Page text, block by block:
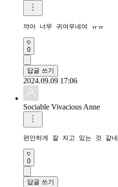
꺄아 너무 귀여우네여 ㅠㅠ
0
답글 쓰기
2024.09.09 17:06
Sociable Vivacious Anne
편안하게 잘 자고 있는 것 같
0
답글 쓰기